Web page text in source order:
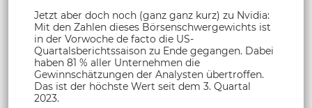
Jetzt aber doch noch (ganz ganz kurz) zu Nvidia:
Mit den Zahlen dieses Börsenschwergewichts ist
in der Vorwoche de facto die US-
Quartalsberichtssaison zu Ende gegangen. Dabei
haben 81 % aller Unternehmen die
Gewinnschätzungen der Analysten übertroffen.
Das ist der höchste Wert seit dem 3. Quartal
2023.